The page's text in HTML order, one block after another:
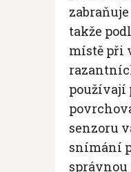
takže
místě při
používají
senzoru
snímání
správnou